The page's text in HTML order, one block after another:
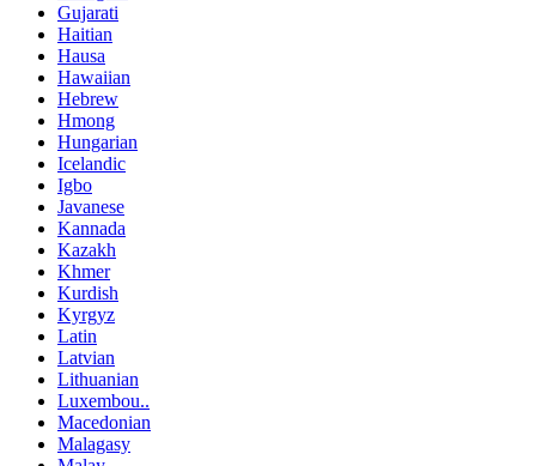
Gujarati
Haitian
Hausa
Hawaiian
Hebrew
Hmong
Hungarian
Icelandic
Igbo
Javanese
Kannada
Kazakh
Khmer
Kurdish
Kyrgyz
Latin
Latvian
Lithuanian
Luxembou..
Macedonian
Malagasy